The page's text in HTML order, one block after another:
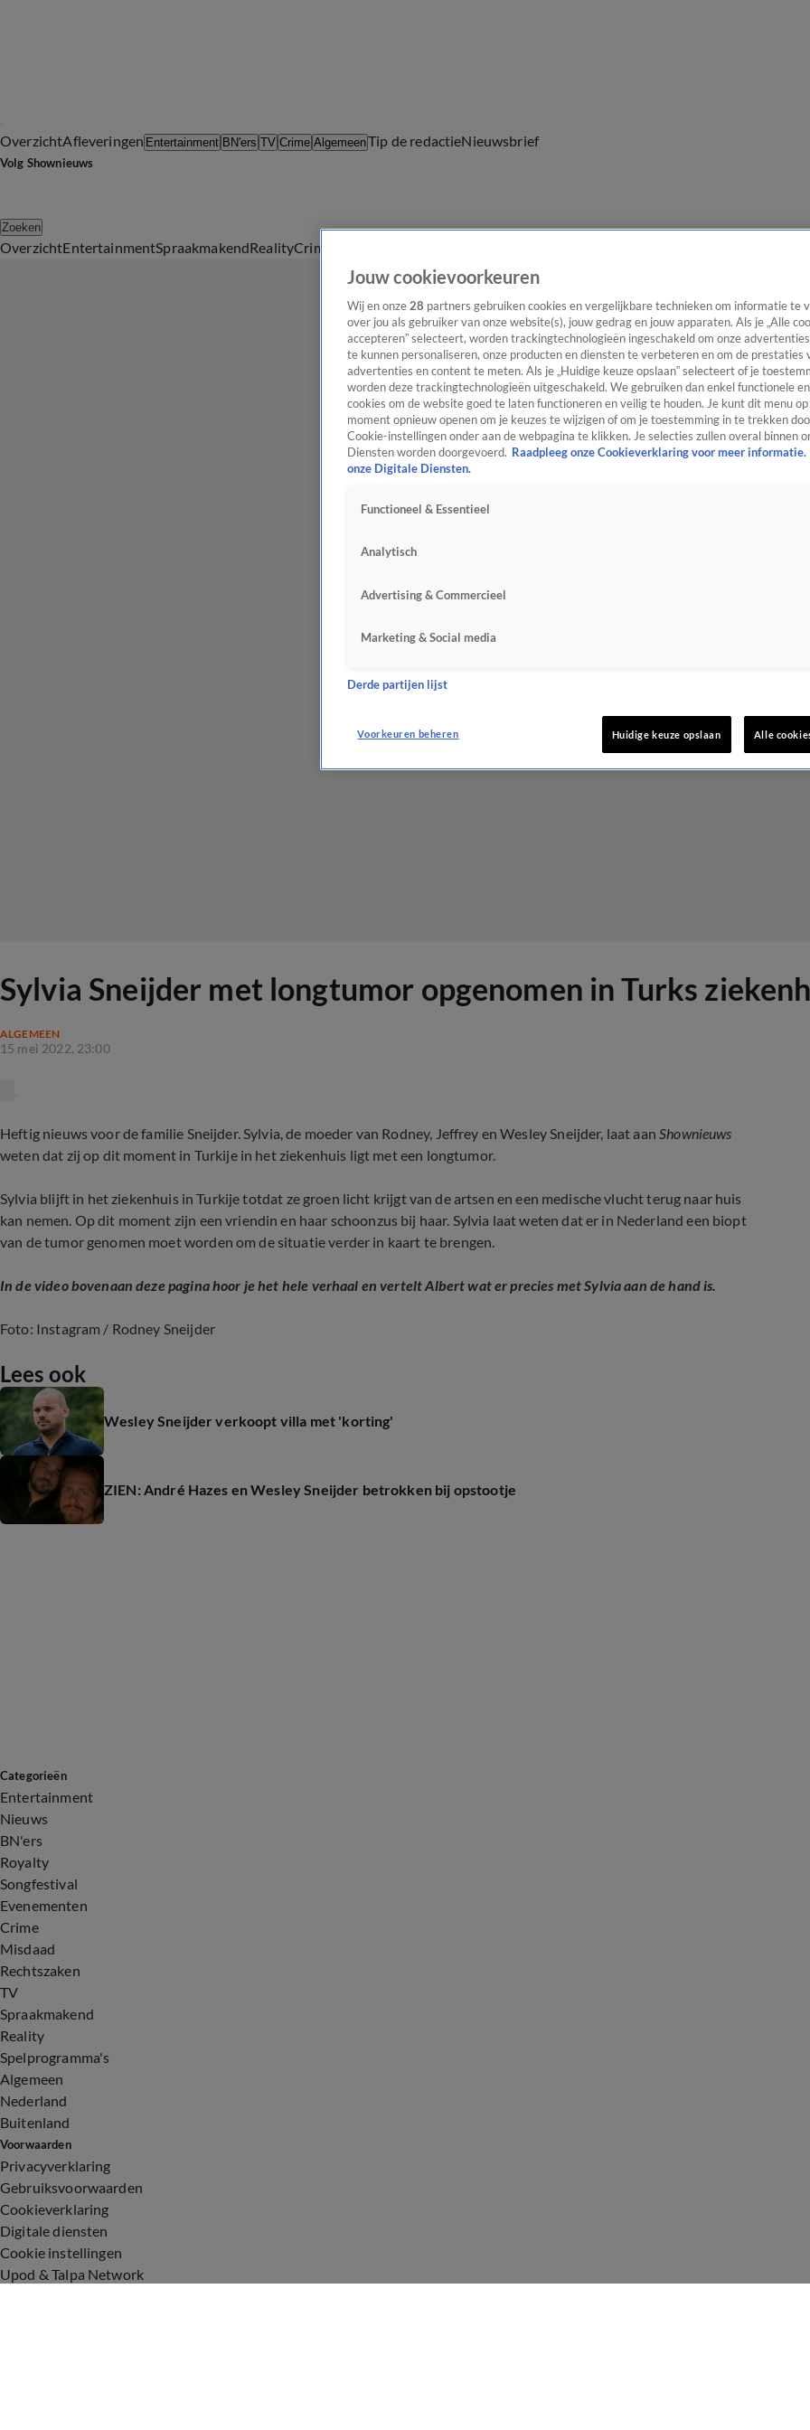
OverzichtAfleveringen Entertainment BN'ers TV Crime AlgemeenTip de redactieNieuwsbrief
Volg Shownieuws
Zoeken
OverzichtEntertainmentSpraakmakendRealityCrime
Sylvia Sneijder met longtumor opgenomen in Turks
ALGEMEEN
15 mei 2022, 23:00
Heftig nieuws voor de familie Sneijder. Sylvia, de moeder van Rodney, Jeffrey en Wesley Sneijder, laat aanShownieuws
weten dat zij op dit moment in Turkije in het ziekenhuis ligt met een longtumor.
Sylvia blijft in het ziekenhuis in Turkije totdat ze groen licht krijgt van de artsen en een medische vlucht terug naar huis
kan nemen. Op dit moment zijn een vriendin en haar schoonzus bij haar. Sylvia laat weten dat er in Nederland een biopt
van de tumor genomen moet worden om de situatie verder in kaart te brengen.
In de video bovenaan deze pagina hoor je het hele verhaal en vertelt Albert wat er precies met Sylvia aan de hand is.
Foto: Instagram / Rodney Sneijder
Lees ook
Wesley Sneijder verkoopt villa met 'korting'
ZIEN: André Hazes en Wesley Sneijder betrokken bij opstootje
Categorieën
Entertainment
Nieuws
BN'ers
Royalty
Songfestival
Evenementen
Crime
Misdaad
Rechtszaken
TV
Spraakmakend
Reality
Spelprogramma's
Algemeen
Nederland
Buitenland
Voorwaarden
Privacyverklaring
Gebruiksvoorwaarden
Cookieverklaring
Digitale diensten
Cookie instellingen
Upod & Talpa Network
Jouw cookievoorkeuren
Wij en onze 28 partners gebruiken cookies en vergelijkbare technieken om informatie te
over jou als gebruiker van onze website(s), jouw gedrag en jouw apparaten. Als je „Alle
accepteren” selecteert, worden trackingtechnologieën ingeschakeld om onze
te kunnen personaliseren, onze producten en diensten te verbeteren en om de prestaties
advertenties en content te meten. Als je „Huidige keuze opslaan” selecteert of je
worden deze trackingtechnologieën uitgeschakeld. We gebruiken dan enkel functionele
cookies om de website goed te laten functioneren en veilig te houden. Je kunt dit menu
moment opnieuw openen om je keuzes te wijzigen of om je toestemming in te trekken
Cookie-instellingen onder aan de webpagina te klikken. Je selecties zullen overal binnen
Diensten worden doorgevoerd. Raadpleeg onze Cookieverklaring voor meer informatie.
onze Digitale Diensten.
Functioneel & Essentieel
Analytisch
Advertising & Commercieel
Marketing & Social media
Derde partijen lijst
Voorkeuren beheren Huidige keuze opslaan Alle